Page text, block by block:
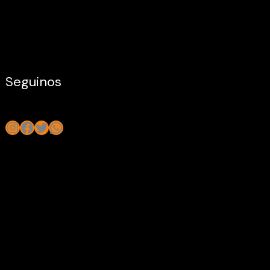
Seguinos
Instagram
Facebook
Twitter
WhatsApp